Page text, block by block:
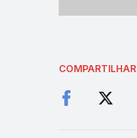
COMPARTILHAR